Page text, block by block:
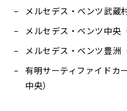
メルセデス・ベンツ武蔵
メルセデス・ベンツ中央
メルセデス・ベンツ豊洲
有明サーティファイドカ
中央）